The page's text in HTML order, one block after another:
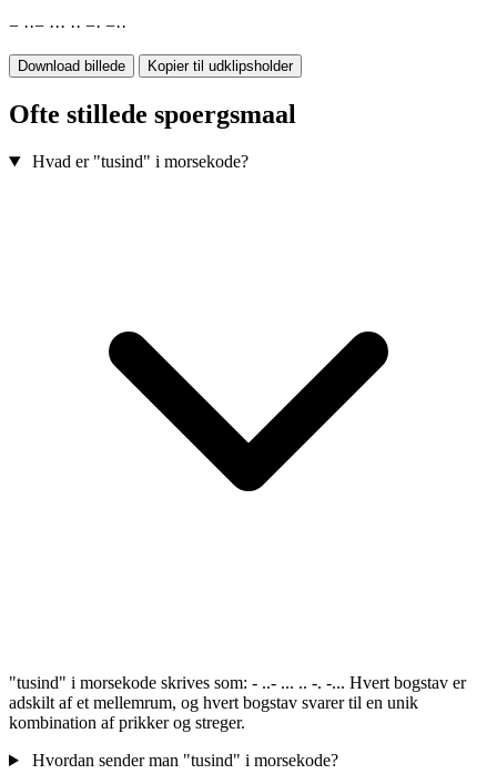
− ··− ··· ·· −· −··
Download billede Kopier til udklipsholder
Ofte stillede spoergsmaal
Hvad er "tusind" i morsekode?
"tusind" i morsekode skrives som: - ..- ... .. -. -... Hvert bogstav er
adskilt af et mellemrum, og hvert bogstav svarer til en unik
kombination af prikker og streger.
Hvordan sender man "tusind" i morsekode?